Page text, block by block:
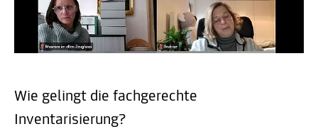
Wie gelingt die fachgerechte
Inventarisierung?